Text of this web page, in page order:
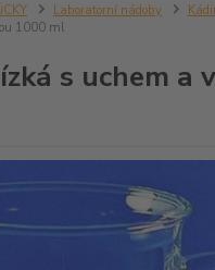
Laboratorní nádoby
1000 ml
s uchem a